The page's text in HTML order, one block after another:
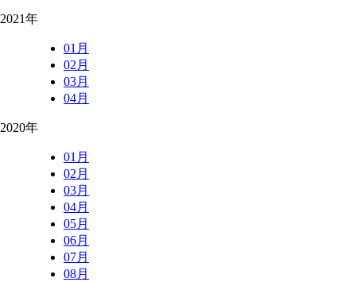
2021年
01月
02月
03月
04月
2020年
01月
02月
03月
04月
05月
06月
07月
08月